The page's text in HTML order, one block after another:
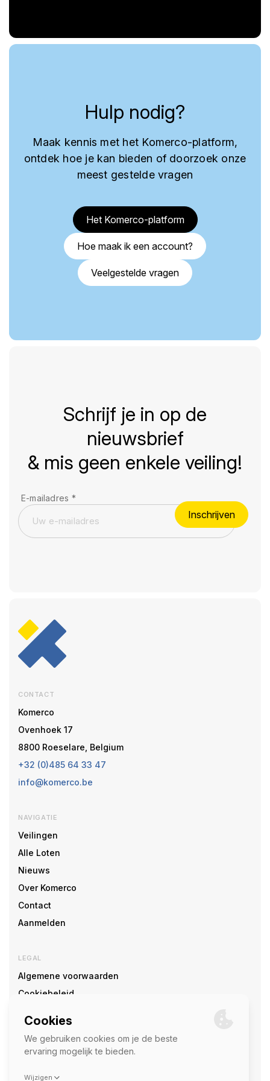
Hulp nodig?
Maak kennis met het Komerco-platform,
ontdek hoe je kan bieden of doorzoek onze
meest gestelde vragen
Het Komerco-platform
Hoe maak ik een account?
Veelgestelde vragen
Schrijf je in op de
nieuwsbrief
& mis geen enkele veiling!
E-mailadres *
Inschrijven
CONTACT
Komerco
Ovenhoek 17
8800 Roeselare, Belgium
+32 (0)485 64 33 47
info@komerco.be
NAVIGATIE
Veilingen
Alle Loten
Nieuws
Over Komerco
Contact
Aanmelden
LEGAL
Algemene voorwaarden
Cookiebeleid
SOCIAL